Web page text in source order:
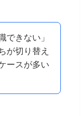
できない」
が切り替え
ースが多い